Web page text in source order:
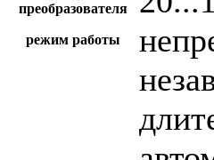
преобразователя
режим работы